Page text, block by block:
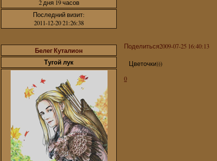
2 дня 19 часов
Последний визит:
2011-12-20 21:26:38
Поделиться2009-07-25 16:40:13
Белег Куталион
Тугой лук
Цветочки)))
0